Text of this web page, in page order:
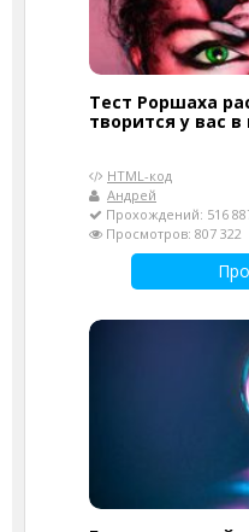
Тест Роршаха
творится у вас в
HTML-код
Андрей
Прохождений: 516
Просмотров: 807 322